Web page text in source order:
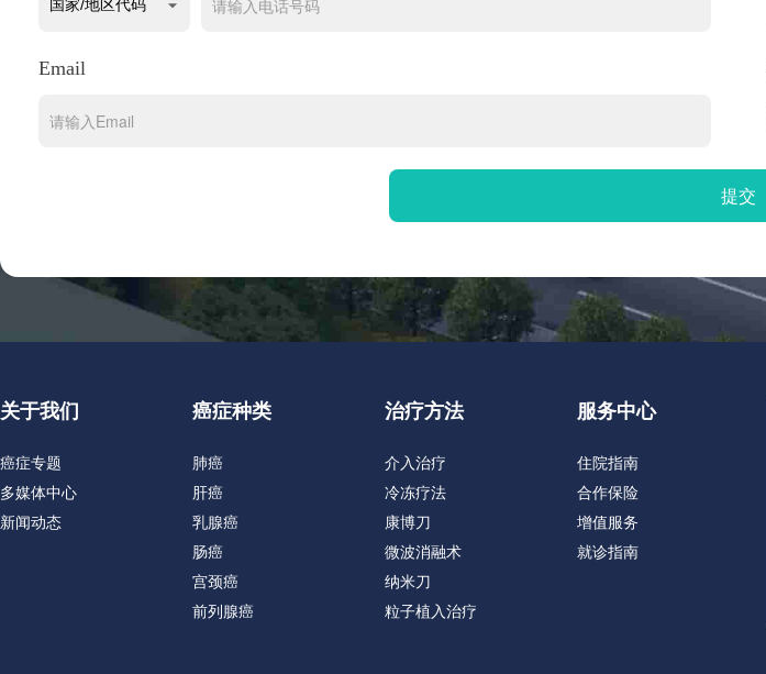
Email
关于我们
癌症专题
多媒体中心
新闻动态
癌症种类
肺癌
肝癌
乳腺癌
肠癌
宫颈癌
前列腺癌
治疗方法
介入治疗
冷冻疗法
康博刀
微波消融术
纳米刀
粒子植入治疗
服务中心
住院指南
合作保险
增值服务
就诊指南